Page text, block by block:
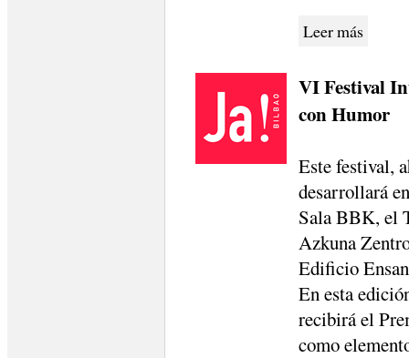
Leer más
VI Festival
con Humor
Este festival,
desarrollará
Sala BBK, el
Azkuna
Edificio
En esta
recibirá el
como